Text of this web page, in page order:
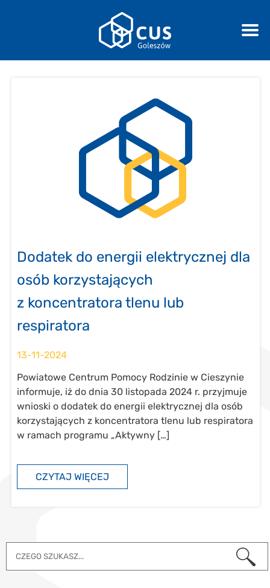
Dodatek do energii elektrycznej dla
osób korzystających
z koncentratora tlenu lub
respiratora
13-11-2024
Powiatowe Centrum Pomocy Rodzinie w Cieszynie
informuje, iż do dnia 30 listopada 2024 r. przyjmuje
wnioski o dodatek do energii elektrycznej dla osób
korzystających z koncentratora tlenu lub respiratora
w ramach programu „Aktywny […]
CZYTAJ WIĘCEJ